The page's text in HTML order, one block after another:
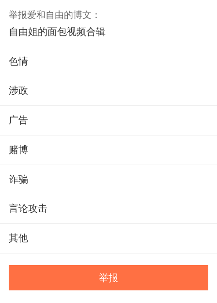
举报爱和自由的博文：
自由姐的面包视频合辑
色情
涉政
广告
赌博
诈骗
言论攻击
其他
举报